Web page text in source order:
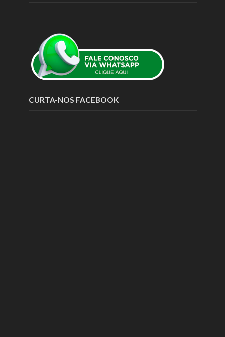
CURTA-NOS FACEBOOK